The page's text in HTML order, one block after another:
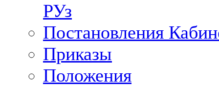
РУз
Постановления
Приказы
Положения